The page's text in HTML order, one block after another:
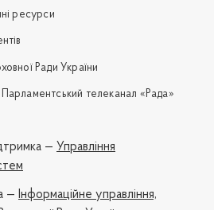
ресурси
Ради України
телеканал «Рада»
— Управління
— Інформаційне управління,